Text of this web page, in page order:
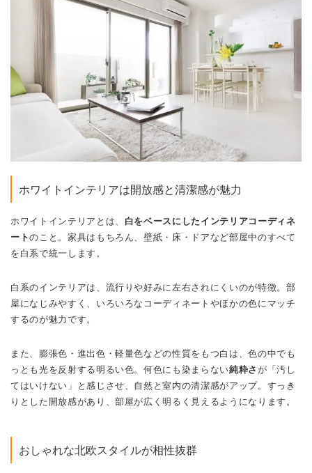
ホワイトインテリアは開放感と清潔感が魅力
ホワイトインテリアとは、 白をベースにしたインテリアコーディネ
ートのこと。家具はもちろん、壁紙・床・ドアなど部屋中のすべて
を白系で統一します。
白系のインテリアは、流行りや好みに左右されにくいのが特徴。部
屋になじみやすく、いろいろなコーディネートやほかの色にマッチ
するのが魅力です。
また、膨張色・進出色・軽量色などの性質をもつ白は、色の中でも
っとも光を反射する明るい色。何色にも染まらない純粋さ が「汚し
てはいけない」と感じさせ、自然と室内の清潔感がアップ。すっき
りとした開放感があり、部屋が広く明るく見えるようになります。
おしゃれな北欧スタイルが相性抜群